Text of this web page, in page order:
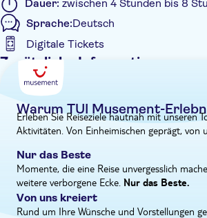
Pools haben Porto Moniz auf die
ein Bad in diesen kultigen Badestellen ein
fahren Sie weiter entlang der Küste nach
zu Mittag essen, bevor Sie Ihren Ausflug
beenden - im wahrsten Sinne des Wortes.
mit 580 Metern die höchste Meeresklippe
einen unschlagbaren Blick auf den
Dauer: zwischen 4 Stunden bis 8
Sprache:Deutsch
Digitale Tickets
Zusätzliche Informationen
Geführte Tour
Sofortbestätigung
Mahlzeit inbegriffen
Digitale Buchungsbestätigung
Abholservice vom Hotel
Warum TUI Musement-
Erleben Sie Reiseziele hautnah mit unseren
Aktivitäten. Von Einheimischen geprägt, von
Nur das Beste
Momente, die eine Reise unvergesslich
weitere verborgene Ecke. Nur das Beste.
Von uns kreiert
Rund um Ihre Wünsche und Vorstellungen